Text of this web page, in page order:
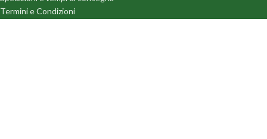
Termini e Condizioni